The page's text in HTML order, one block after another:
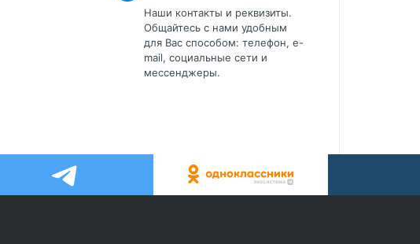
Наши контакты и реквизиты.
Общайтесь с нами удобным
для Вас способом: телефон, e-
mail, социальные сети и
мессенджеры.